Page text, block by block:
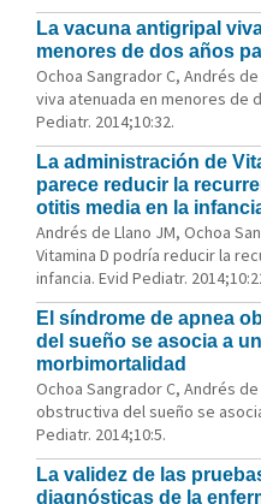
La vacuna antigripal
menores de dos años
Ochoa Sangrador C, Andrés
viva atenuada en menores de
Pediatr. 2014;10:32.
La administración de
parece reducir la
otitis media en la
Andrés de Llano JM, Ochoa
Vitamina D podría reducir la
infancia. Evid Pediatr.
El síndrome de apnea
del sueño se asocia a
morbimortalidad
Ochoa Sangrador C, Andrés
obstructiva del sueño se
Pediatr. 2014;10:5.
La validez de las
diagnósticas de la